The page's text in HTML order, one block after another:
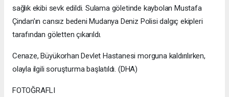
sağlık ekibi sevk edildi. Sulama göletinde kaybolan Mustafa
Çindan’ın cansız bedeni Mudanya Deniz Polisi dalgıç ekipleri
tarafından göletten çıkarıldı.
Cenaze, Büyükorhan Devlet Hastanesi morguna kaldırılırken,
olayla ilgili soruşturma başlatıldı. (DHA)
FOTOĞRAFLI